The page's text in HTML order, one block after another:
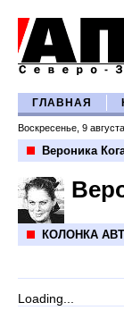
ГЛАВНАЯ
Воскресенье, 9
Вероника
КОЛОНКА
Loading...